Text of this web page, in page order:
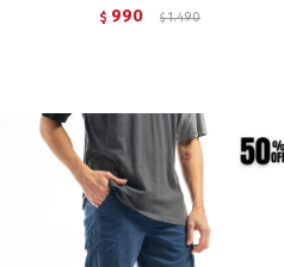
$ 990 $ 1.490